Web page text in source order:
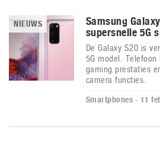
NIEUWS
Samsung
supersnelle 5G
De Galaxy S20 is
5G model.
gaming prestaties
camera functies.
Smartphones - 11